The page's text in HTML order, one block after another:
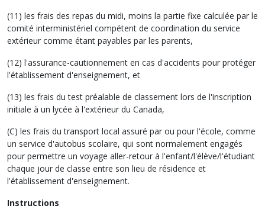
(11) les frais des repas du midi, moins la partie fixe calculée par le
comité interministériel compétent de coordination du service
extérieur comme étant payables par les parents,
(12) l'assurance-cautionnement en cas d'accidents pour protéger
l'établissement d'enseignement, et
(13) les frais du test préalable de classement lors de l'inscription
initiale à un lycée à l'extérieur du Canada,
(C) les frais du transport local assuré par ou pour l'école, comme
un service d'autobus scolaire, qui sont normalement engagés
pour permettre un voyage aller-retour à l'enfant/l'élève/l'étudiant
chaque jour de classe entre son lieu de résidence et
l'établissement d'enseignement.
Instructions